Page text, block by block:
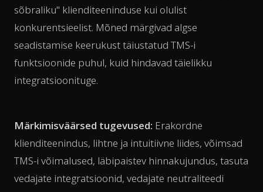
sõbraliku" klienditeeninduse kui olulist
konkurentsieelist. Mõned märgivad algse
seadistamise keerukust täiustatud TMS-i
funktsioonide puhul, kuid hindavad täielikku
integratsioonituge.
Märkimisväärsed tugevused: Erakordne
klienditeenindus, lihtne ja intuitiivne liides, võimsad
TMS-i võimalused, läbipaistev hinnakujundus, tasuta
vedajate integratsioonid, vedajate neutraliteedi